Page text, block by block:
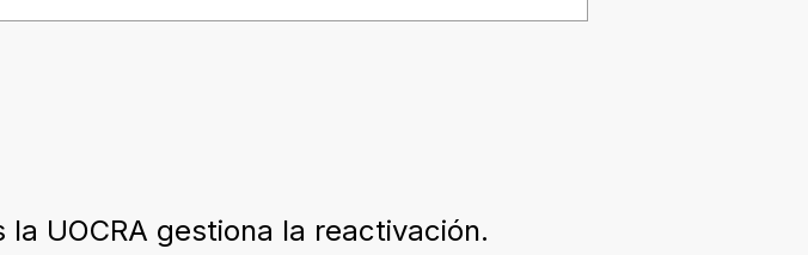
UOCRA gestiona la reactivación.